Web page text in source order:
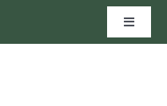
Toggle